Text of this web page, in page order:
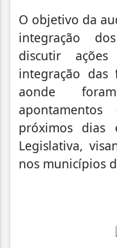
O objetivo da
integração
discutir
integração das
aonde
próximos dias
Legislativa,
nos municípios